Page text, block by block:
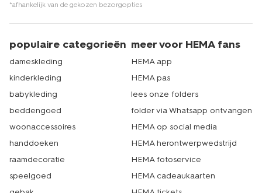
*afhankelijk van de gekozen bezorgopties
populaire categorieën
dameskleding
kinderkleding
babykleding
beddengoed
woonaccessoires
handdoeken
raamdecoratie
speelgoed
meer voor HEMA fans
HEMA app
HEMA pas
lees onze folders
folder via Whatsapp ontvangen
HEMA op social media
HEMA herontwerpwedstrijd
HEMA fotoservice
HEMA cadeaukaarten